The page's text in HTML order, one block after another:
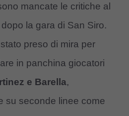
mancate le critiche al
la gara di San Siro.
preso di mira per
in panchina giocatori
e Barella,
su seconde linee come